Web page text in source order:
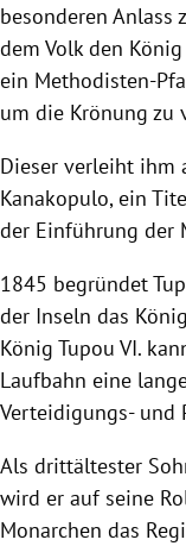
Untermenü
Untermenü
besonderen Anlass
dem Volk den
ein Methodisten-
um die Krönung zu
Dieser verleiht ihm
Kanakopulo, ein
der Einführung der
1845 begründet
der Inseln das
König Tupou VI.
Laufbahn eine
Verteidigungs- und
Als drittältester
wird er auf seine
Monarchen das